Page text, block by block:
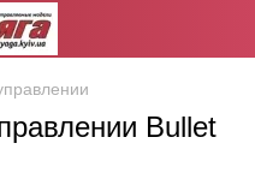
Bullet